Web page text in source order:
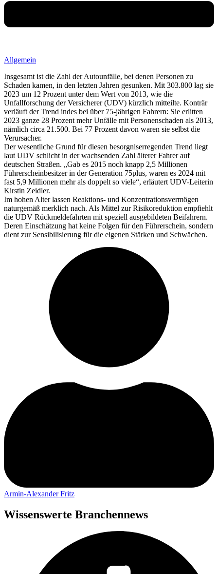
Allgemein
Insgesamt ist die Zahl der Autounfälle, bei denen Personen zu
Schaden kamen, in den letzten Jahren gesunken. Mit 303.800 lag sie
2023 um 12 Prozent unter dem Wert von 2013, wie die
Unfallforschung der Versicherer (UDV) kürzlich mitteilte. Konträr
verläuft der Trend indes bei über 75-jährigen Fahrern: Sie erlitten
2023 ganze 28 Prozent mehr Unfälle mit Personenschaden als 2013,
nämlich circa 21.500. Bei 77 Prozent davon waren sie selbst die
Verursacher.
Der wesentliche Grund für diesen besorgniserregenden Trend liegt
laut UDV schlicht in der wachsenden Zahl älterer Fahrer auf
deutschen Straßen. „Gab es 2015 noch knapp 2,5 Millionen
Führerscheinbesitzer in der Generation 75plus, waren es 2024 mit
fast 5,9 Millionen mehr als doppelt so viele“, erläutert UDV-Leiterin
Kirstin Zeidler.
Im hohen Alter lassen Reaktions- und Konzentrationsvermögen
naturgemäß merklich nach. Als Mittel zur Risikoreduktion empfiehlt
die UDV Rückmeldefahrten mit speziell ausgebildeten Beifahrern.
Deren Einschätzung hat keine Folgen für den Führerschein, sondern
dient zur Sensibilisierung für die eigenen Stärken und Schwächen.
Armin-Alexander Fritz
Wissenswerte Branchennews